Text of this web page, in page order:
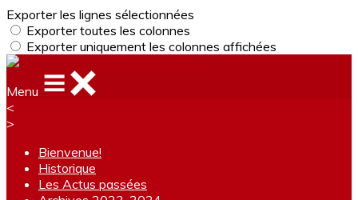
Exporter les lignes sélectionnées
Exporter toutes les colonnes
Exporter uniquement les colonnes affichées
Menu
<
>
Bienvenue!
Historique
Les Actus passées